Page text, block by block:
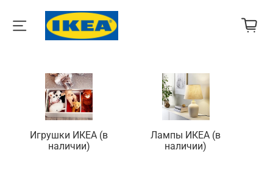
Игрушки ИКЕА (в
наличии)
Лампы ИКЕА (в
наличии)